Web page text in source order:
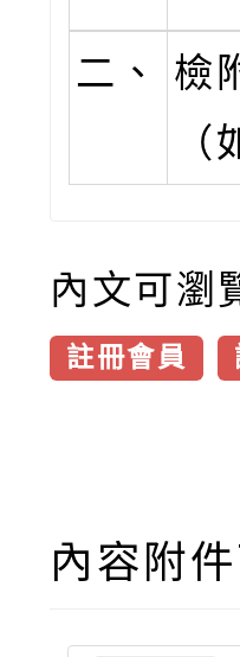
二、
檢
（
內文可瀏
註冊會員
內容附